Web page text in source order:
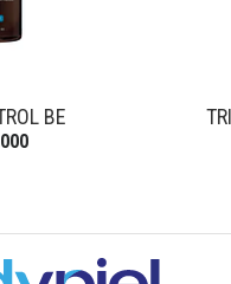
BE